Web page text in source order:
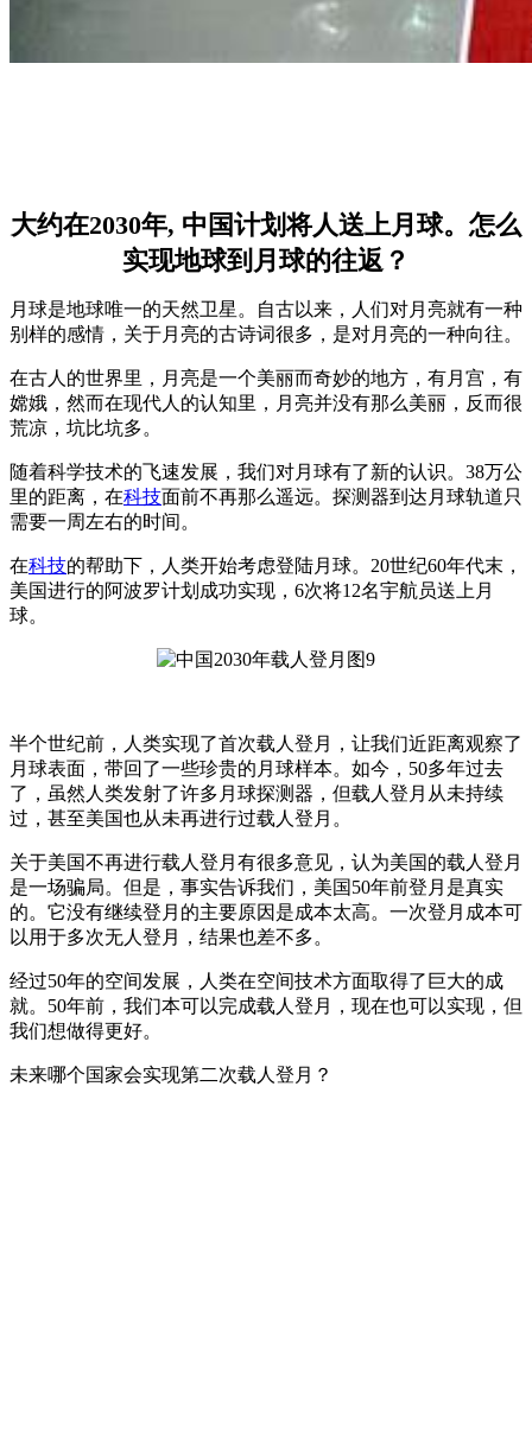
大约在2030年, 中国计划将人送上月球。怎么
实现地球到月球的往返？
月球是地球唯一的天然卫星。自古以来，人们对月亮就有一种
别样的感情，关于月亮的古诗词很多，是对月亮的一种向往。
在古人的世界里，月亮是一个美丽而奇妙的地方，有月宫，有
嫦娥，然而在现代人的认知里，月亮并没有那么美丽，反而很
荒凉，坑比坑多。
随着科学技术的飞速发展，我们对月球有了新的认识。38万公
里的距离，在科技面前不再那么遥远。探测器到达月球轨道只
需要一周左右的时间。
在科技的帮助下，人类开始考虑登陆月球。20世纪60年代末，
美国进行的阿波罗计划成功实现，6次将12名宇航员送上月
球。
半个世纪前，人类实现了首次载人登月，让我们近距离观察了
月球表面，带回了一些珍贵的月球样本。如今，50多年过去
了，虽然人类发射了许多月球探测器，但载人登月从未持续
过，甚至美国也从未再进行过载人登月。
关于美国不再进行载人登月有很多意见，认为美国的载人登月
是一场骗局。但是，事实告诉我们，美国50年前登月是真实
的。它没有继续登月的主要原因是成本太高。一次登月成本可
以用于多次无人登月，结果也差不多。
经过50年的空间发展，人类在空间技术方面取得了巨大的成
就。50年前，我们本可以完成载人登月，现在也可以实现，但
我们想做得更好。
未来哪个国家会实现第二次载人登月？